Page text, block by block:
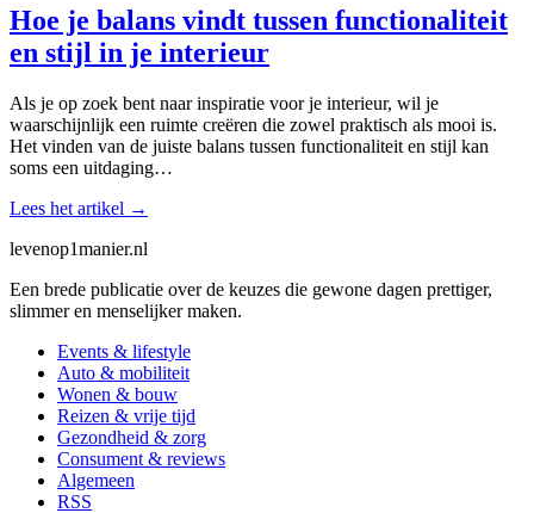
Hoe je balans vindt tussen functionaliteit
en stijl in je interieur
Als je op zoek bent naar inspiratie voor je interieur, wil je
waarschijnlijk een ruimte creëren die zowel praktisch als mooi is.
Het vinden van de juiste balans tussen functionaliteit en stijl kan
soms een uitdaging…
Lees het artikel →
levenop1manier.nl
Een brede publicatie over de keuzes die gewone dagen prettiger,
slimmer en menselijker maken.
Events & lifestyle
Auto & mobiliteit
Wonen & bouw
Reizen & vrije tijd
Gezondheid & zorg
Consument & reviews
Algemeen
RSS